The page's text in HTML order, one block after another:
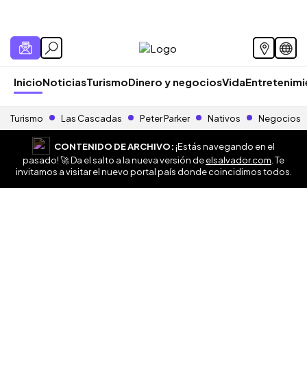
InicioNoticiasTurismoDinero y negociosVida
Turismo Las Cascadas Peter Parker Nativos Negocios
CONTENIDO DE ARCHIVO:¡Estás navegando en el
pasado! 🚀 Da el salto a la nueva versión deelsalvador.com . Te
invitamos a visitar el nuevo portal país donde coincidimos todos.